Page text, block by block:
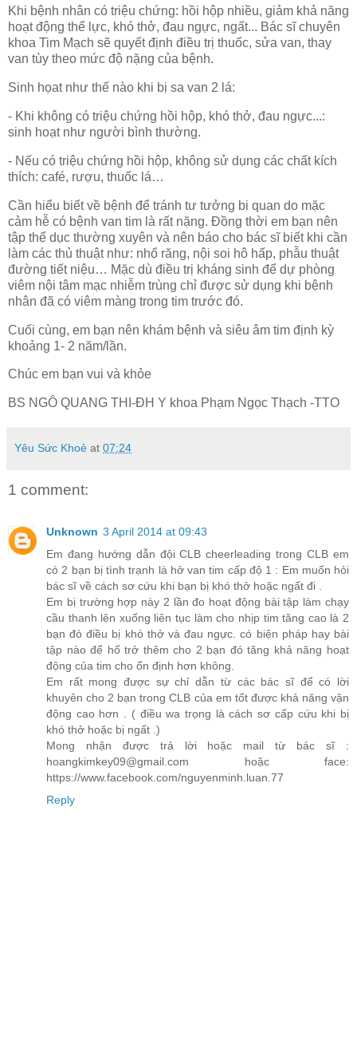
Khi bệnh nhân có triệu chứng: hồi hộp nhiều, giảm khả năng
hoạt động thể lực, khó thở, đau ngực, ngất... Bác sĩ chuyên
khoa Tim Mạch sẽ quyết định điều trị thuốc, sửa van, thay
van tùy theo mức độ nặng của bệnh.
Sinh họat như thế nào khi bị sa van 2 lá:
- Khi không có triệu chứng hồi hộp, khó thở, đau ngực...:
sinh hoạt như người bình thường.
- Nếu có triệu chứng hồi hộp, không sử dụng các chất kích
thích: café, rượu, thuốc lá…
Cần hiểu biết về bệnh để tránh tư tưởng bi quan do mặc
cảm hễ có bệnh van tim là rất nặng. Đồng thời em bạn nên
tập thể dục thường xuyên và nên báo cho bác sĩ biết khi cần
làm các thủ thuật như: nhổ răng, nội soi hô hấp, phẫu thuật
đường tiết niệu… Mặc dù điều trị kháng sinh để dự phòng
viêm nội tâm mạc nhiễm trùng chỉ được sử dụng khi bệnh
nhân đã có viêm màng trong tim trước đó.
Cuối cùng, em bạn nên khám bệnh và siêu âm tim định kỳ
khoảng 1- 2 năm/lần.
Chúc em bạn vui và khỏe
BS NGÔ QUANG THI-ĐH Y khoa Phạm Ngọc Thạch -TTO
Yêu Sức Khoẻ at 07:24
1 comment:
Unknown 3 April 2014 at 09:43
Em đang hướng dẫn đội CLB cheerleading trong CLB em
có 2 bạn bị tình trạnh là hở van tim cấp độ 1 : Em muốn hỏi
bác sĩ về cách sơ cứu khi bạn bị khó thở hoặc ngất đi .
Em bị trường hợp này 2 lần đo hoạt động bài tập làm chạy
cầu thanh lên xuống liên tục làm cho nhịp tim tăng cao là 2
bạn đó điều bị khó thở và đau ngực. có biện pháp hay bài
tập nào để hổ trở thêm cho 2 bạn đó tăng khả năng hoạt
động của tim cho ổn định hơn không.
Em rất mong được sự chỉ dẫn từ các bác sĩ để có lời
khuyên cho 2 bạn trong CLB của em tốt được khả năng vận
động cao hơn . ( điều wa trọng là cách sơ cấp cứu khi bị
khó thở hoặc bị ngất .)
Mong nhận được trả lời hoặc mail từ bác sĩ :
hoangkimkey09@gmail.com hoặc face:
https://www.facebook.com/nguyenminh.luan.77
Reply